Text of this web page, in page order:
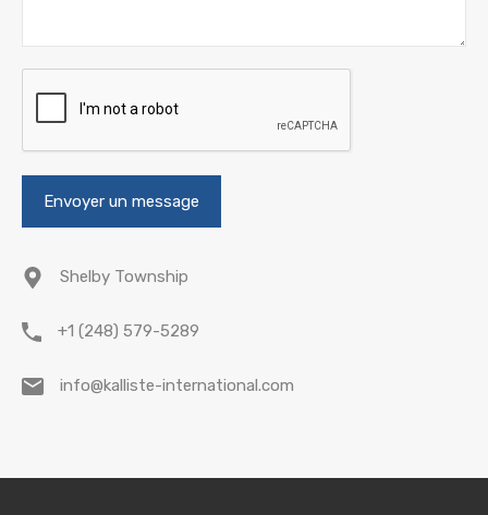
Shelby Township
+1 (248) 579-5289
info@kalliste-international.com